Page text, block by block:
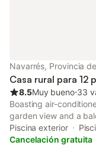
Navarrés, Provincia
Casa rural para 12
8.5Muy bueno⋅33
Boasting air-
garden view and a
in Navarrés. This
Free WiFi is provided
Piscina exterior
Cancelación gratuita